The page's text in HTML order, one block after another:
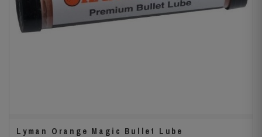
Lyman Orange Magic Bullet Lube